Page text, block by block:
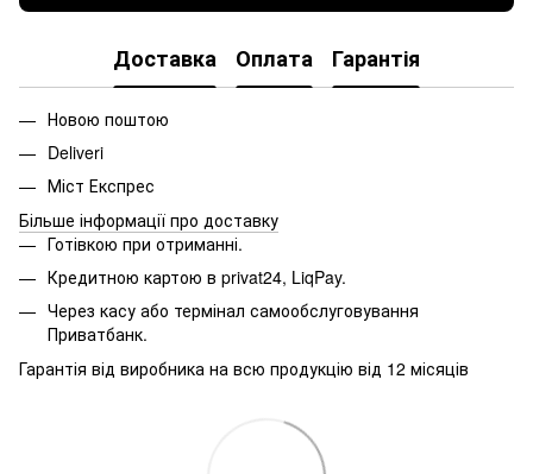
Доставка Оплата Гарантія
Новою поштою
Deliveri
Міст Експрес
Більше інформації про доставку
Готівкою при отриманні.
Кредитною картою в privat24, LiqPay.
Через касу або термінал самообслуговування
Приватбанк.
Гарантія від виробника на всю продукцію від 12 місяців